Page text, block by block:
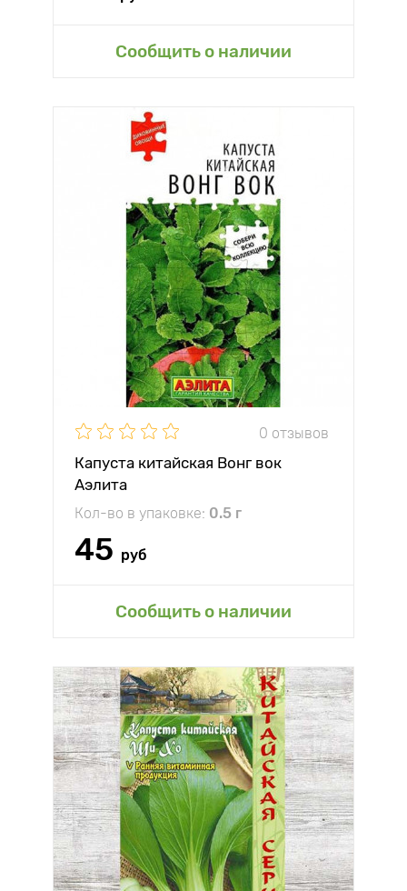
Сообщить о наличии
0 отзывов
Капуста китайская Вонг вок
Аэлита
Кол-во в упаковке: 0.5 г
45 руб
Сообщить о наличии